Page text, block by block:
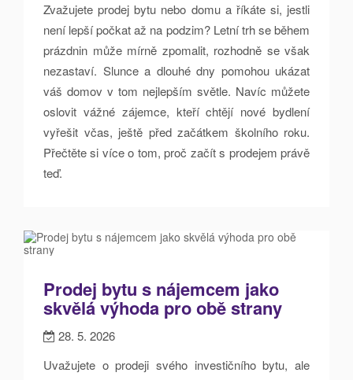
Zvažujete prodej bytu nebo domu a říkáte si, jestli
není lepší počkat až na podzim? Letní trh se během
prázdnin může mírně zpomalit, rozhodně se však
nezastaví. Slunce a dlouhé dny pomohou ukázat
váš domov v tom nejlepším světle. Navíc můžete
oslovit vážné zájemce, kteří chtějí nové bydlení
vyřešit včas, ještě před začátkem školního roku.
Přečtěte si více o tom, proč začít s prodejem právě
teď.
Prodej bytu s nájemcem jako
skvělá výhoda pro obě strany
28. 5. 2026
Uvažujete o prodeji svého investičního bytu, ale